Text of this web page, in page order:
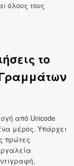
όλους τους
το
από Unicode
μέρος. Υπάρχει
πρώτες